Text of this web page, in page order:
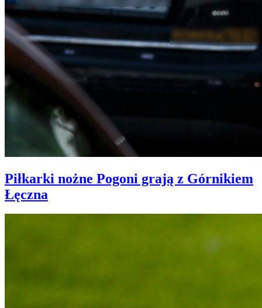
Piłkarki nożne Pogoni grają z Górnikiem
Łęczna